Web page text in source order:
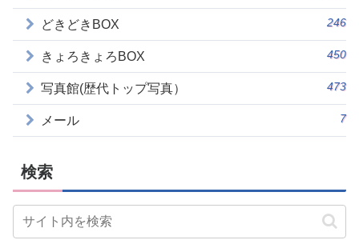
どきどきBOX 246
きょろきょろBOX 450
写真館(歴代トップ写真） 473
メール 7
検索